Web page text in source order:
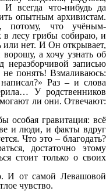
И всегда что-нибудь да
опытным архивистам.
потому, что учёным-
в лесу грибы собираю, и
или нет. И Он открывает,
а хочу узнать об
записью
понять! Взмаливаюсь:
Раз – и слова
У родственников
ли они. Отвечают:
особая гравитация: всё
и люди, и факты вдруг
Что это – благодать?
достаточно этому
стоит только о своих
И от самой Левашовой
чувство.